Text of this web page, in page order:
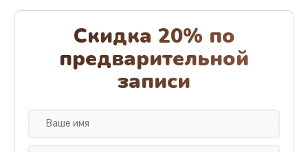
Заказать
Замена скобок
1250 руб.
Заказать
Замена пластмассовых элементов корпуса
Скидка 20% по
предварительной
записи